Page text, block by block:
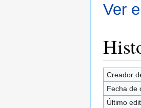
Ver
Creador
Fecha de
Último